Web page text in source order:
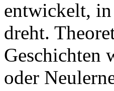
entwickelt, in
dreht.
Geschichten
oder